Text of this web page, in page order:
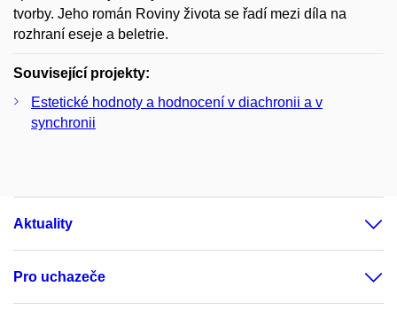
tvorby. Jeho román Roviny života se řadí mezi díla na
rozhraní eseje a beletrie.
Související projekty:
Estetické hodnoty a hodnocení v diachronii a v
synchronii
Aktuality
Pro uchazeče